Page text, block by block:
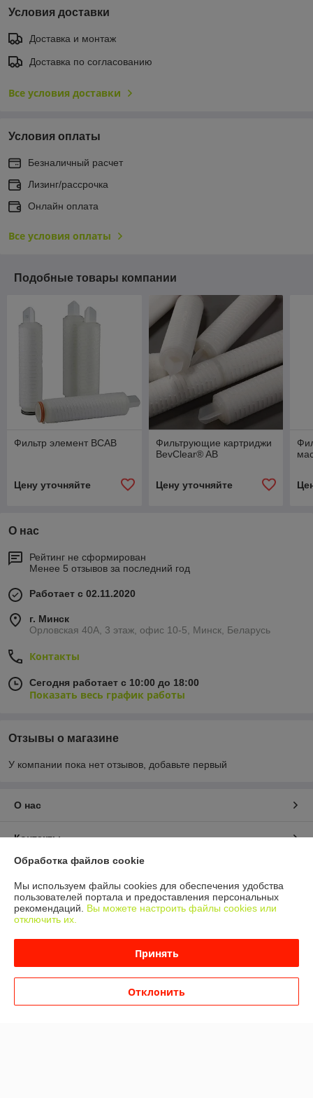
Условия доставки
Доставка и монтаж
Доставка по согласованию
Все условия доставки
Условия оплаты
Безналичный расчет
Лизинг/рассрочка
Онлайн оплата
Все условия оплаты
Подобные товары компании
Фильтр элемент BCAB
Цену уточняйте
Фильтрующие картриджи
BevClear® AB
Цену уточняйте
О нас
Рейтинг не сформирован
Менее 5 отзывов за последний год
Работает с 02.11.2020
г. Минск
Орловская 40А, 3 этаж, офис 10-5, Минск, Беларусь
Контакты
Сегодня работает с 10:00 до 18:00
Показать весь график работы
Отзывы о магазине
У компании пока нет отзывов, добавьте первый
О нас
Контакты
График работы
Полная версия сайта
Политика обработки cookies
Сайт создан на платформе Deal.by
Обработка файлов cookie
Мы используем файлы cookies для обеспечения удобства
пользователей портала и предоставления персональных
рекомендаций. Вы можете настроить файлы cookies или
отключить их.
Принять
Отклонить